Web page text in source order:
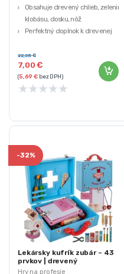
Obsahuje drevený chlieb, zeleninu,
klobásu, dosku, nôž
Perfektný doplnok k drevenej
Farby vo výrobku sú pre deti
bezpečné
7,00€
22,05€
(5,69€ bez DPH)
★★★★★
Hry na profesie
-32%
Lekársky kufrík zubár – 43
prvkov | drevený